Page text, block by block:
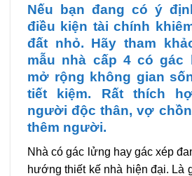
Nếu bạn đang có ý
điều kiện tài chính
đất nhỏ. Hãy tham
mẫu nhà cấp 4 có gác
mở rộng không gian
tiết kiệm. Rất thích
người độc thân, vợ
thêm người.
Nhà có gác lửng hay gác xép
hướng thiết kế nhà hiện đại. Là